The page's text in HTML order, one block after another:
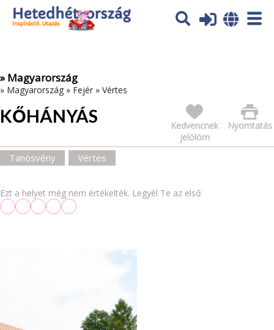
Az oldal sütiket (cookies) használ. További tájékoztatás itt:
Adatvédelmi tájékoztató
» Magyarország
» Magyarország » Fejér » Vértes
KŐHÁNYÁS Nyomtatás
Kedvencnek
jelölöm
Tanösvény Vértes
Ezt a helyet még nem értékelték. Legyél Te az első: